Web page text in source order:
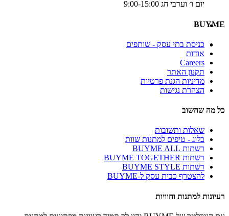
יום ו׳ וערבי חג 9:00-15:00
BUYME
כניסת בתי עסק - שותפים
אודות
Careers
תקנון האתר
מדיניות הגנת פרטיות
הצהרת נגישות
כל מה שחשוב
שאלות ותשובות
בלוג - טיפים למתנות שוות
רשתות BUYME ALL
רשתות BUYME TOGETHER
רשתות BUYME STYLE
להצטרף כבית עסק ל-BUYME
רעיונות למתנות וחוויות